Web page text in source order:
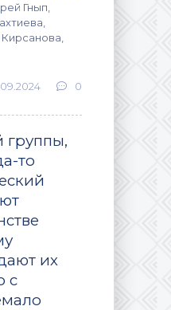
Гнып,
0
группы,
то
их
с